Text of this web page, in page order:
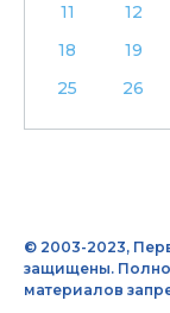
11
12
18
19
25
26
© 2003-2023,
защищены.
материалов